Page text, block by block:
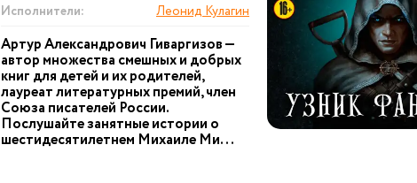
Исполнители:
Леонид Кулагин
Артур Александрович Гиваргизов —
автор множества смешных и добрых
книг для детей и их родителей,
лауреат литературных премий, член
Союза писателей России.
Послушайте занятные истории о
шестидесятилетнем Михаиле Ми...